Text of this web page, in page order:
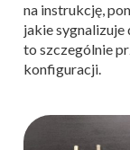
na instrukcję,
jakie sygnalizuje
to szczególnie
konfiguracji.